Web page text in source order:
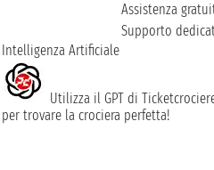
Assistenza
Supporto
Intelligenza Artificiale
Utilizza il GPT di
per trovare la crociera perfetta!